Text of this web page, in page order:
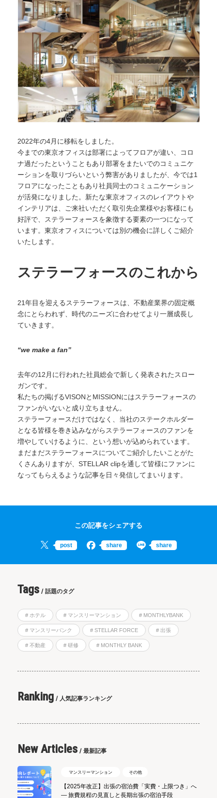
2022年の4月に移転をしました。
今までの東京オフィスは部署によってフロアが違い、コロ
ナ過だったということもあり部署をまたいでのコミュニケ
ーションを取りづらいという弊害がありましたが、今では1
フロアになったこともあり社員同士のコミュニケーション
が活発になりました。新たな東京オフィスのレイアウトや
インテリアは、ご来社いただく取引先企業様やお客様にも
好評で、ステラーフォースを象徴する要素の一つになって
います。東京オフィスについては別の機会に詳しくご紹介
いたします。
ステラーフォースのこれから
21年目を迎えるステラーフォースは、不動産業界の固定概
念にとらわれず、時代のニーズに合わせてより一層成長し
ていきます。
“we make a fan”
去年の12月に行われた社員総会で新しく発表されたスロー
ガンです。
私たちの掲げるVISONとMISSIONにはステラーフォースの
ファンがいないと成り立ちません。
ステラーフォースだけではなく、当社のステークホルダー
となる皆様を巻き込みながらステラーフォースのファンを
増やしていけるように、という想いが込められています。
まだまだステラーフォースについてご紹介したいことがた
くさんありますが、STELLAR clipを通して皆様にファンに
なってもらえるような記事を日々発信してまいります。
この記事をシェアする
Tags 話題のタグ
# ホテル # マンスリーマンション # MONTHLYBANK
# マンスリーバンク # STELLAR FORCE # 出張
# 不動産 # 研修 # MONTHLY BANK
Ranking 人気記事ランキング
New Articles 最新記事
マンスリーマンション その他
【2025年改正】出張の宿泊費「実費・上限つき」へ
― 旅費規程の見直しと長期出張の宿泊手段